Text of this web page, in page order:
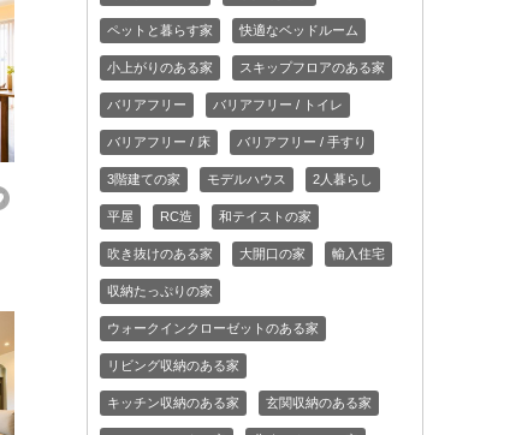
ペットと暮らす家 快適なベッドルーム
小上がりのある家 スキップフロアのある家
バリアフリー バリアフリー / トイレ
バリアフリー / 床 バリアフリー / 手すり
3階建ての家 モデルハウス 2人暮らし
平屋 RC造 和テイストの家
吹き抜けのある家 大開口の家 輸入住宅
収納たっぷりの家
ウォークインクローゼットのある家
リビング収納のある家
キッチン収納のある家 玄関収納のある家